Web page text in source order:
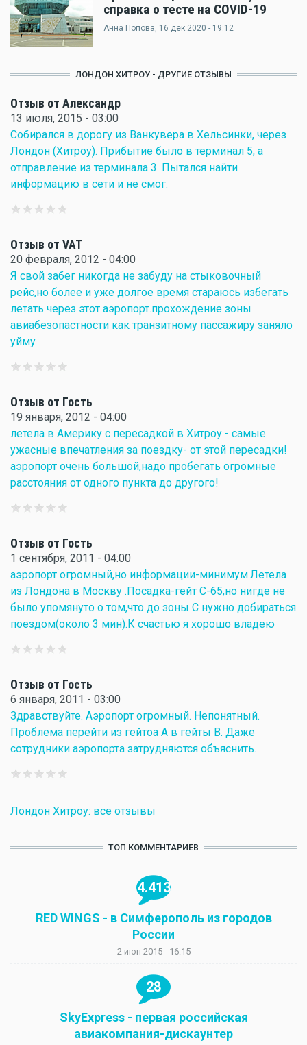
справка о тесте на COVID-19
Анна Попова, 16 дек 2020 - 19:12
ЛОНДОН ХИТРОУ - ДРУГИЕ ОТЗЫВЫ
Отзыв от Александр
13 июля, 2015 - 03:00
Собирался в дорогу из Ванкувера в Хельсинки, через
Лондон (Хитроу). Прибытие было в терминал 5, а
отправление из терминала 3. Пытался найти
информацию в сети и не смог.
Отзыв от VAT
20 февраля, 2012 - 04:00
Я свой забег никогда не забуду на стыковочный
рейс,но более и уже долгое время стараюсь избегать
летать через этот аэропорт.прохождение зоны
авиабезопастности как транзитному пассажиру заняло
уйму
Отзыв от Гость
19 января, 2012 - 04:00
летела в Америку с пересадкой в Хитроу - самые
ужасные впечатления за поездку- от этой пересадки!
аэропорт очень большой,надо пробегать огромные
расстояния от одного пункта до другого!
Отзыв от Гость
1 сентября, 2011 - 04:00
аэропорт огромный,но информации-минимум.Летела
из Лондона в Москву .Посадка-гейт С-65,но нигде не
было упомянуто о том,что до зоны С нужно добираться
поездом(около 3 мин).К счастью я хорошо владею
Отзыв от Гость
6 января, 2011 - 03:00
Здравствуйте. Аэропорт огромный. Непонятный.
Проблема перейти из гейтоа А в гейты В. Даже
сотрудники аэропорта затрудняются объяснить.
Лондон Хитроу: все отзывы
ТОП КОММЕНТАРИЕВ
4.413
RED WINGS - в Симферополь из городов
России
2 июн 2015 - 16:15
28
SkyExpress - первая российская
авиакомпания-дискаунтер